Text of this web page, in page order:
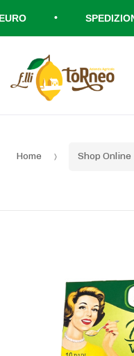
Skip
to
navigation
Skip
to
content
Home Shop Online